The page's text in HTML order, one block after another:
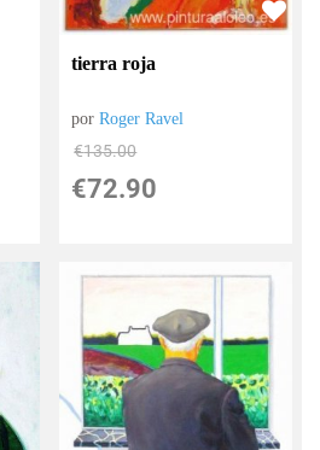
tierra roja
porRoger Ravel
€135.00
€72.90